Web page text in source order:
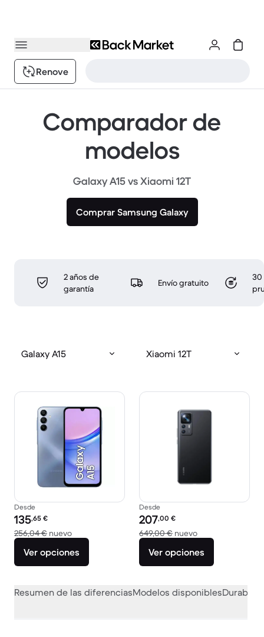
Renove
Comparador de
modelos
Galaxy A15 vs Xiaomi 12T
Comprar Samsung Galaxy
2 años de
garantía
Envío gratuito
30
Galaxy A15 Xiaomi 12T
Desde
Precio reacondicionado:
135,65 €
256,04 € nuevoEl dispositivo nuevo vale 256,04 €
Ver opciones
Desde
Precio reacondicionado:
207,00 €
649,00 € nuevoEl dispositivo
Ver opciones
Resumen de las diferenciasModelos disponibles